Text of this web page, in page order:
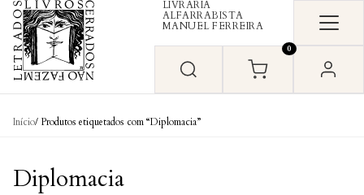
Skip to content
LIVRARIA
ALFARRABISTA
MANUEL FERREIRA
0
Início/ Produtos etiquetados com “Diplomacia”
Diplomacia